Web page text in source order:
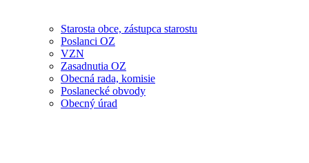
Starosta obce, zástupca starostu
Poslanci OZ
VZN
Zasadnutia OZ
Obecná rada, komisie
Poslanecké obvody
Obecný úrad